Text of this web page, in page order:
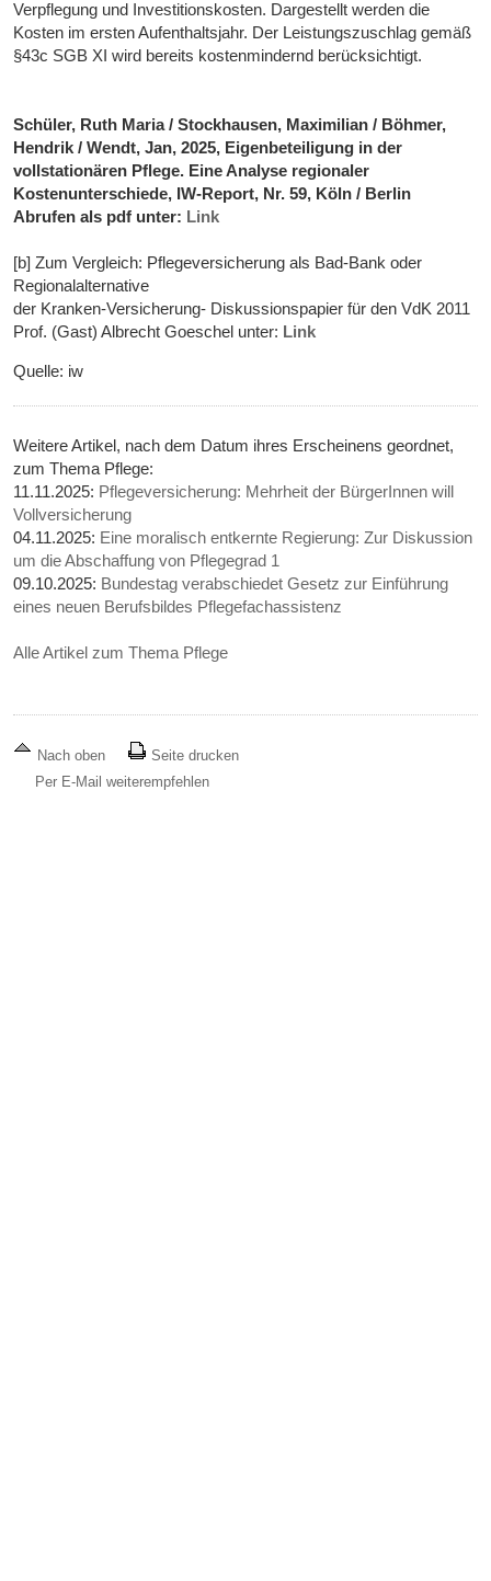
Verpflegung und Investitionskosten. Dargestellt werden die
Kosten im ersten Aufenthaltsjahr. Der Leistungszuschlag gemäß
§43c SGB XI wird bereits kostenmindernd berücksichtigt.
Schüler, Ruth Maria / Stockhausen, Maximilian / Böhmer,
Hendrik / Wendt, Jan, 2025, Eigenbeteiligung in der
vollstationären Pflege. Eine Analyse regionaler
Kostenunterschiede, IW-Report, Nr. 59, Köln / Berlin
Abrufen als pdf unter: Link
[b] Zum Vergleich: Pflegeversicherung als Bad-Bank oder
Regionalalternative
der Kranken-Versicherung- Diskussionspapier für den VdK 2011
Prof. (Gast) Albrecht Goeschel unter: Link
Quelle: iw
Weitere Artikel, nach dem Datum ihres Erscheinens geordnet,
zum Thema Pflege:
11.11.2025: Pflegeversicherung: Mehrheit der BürgerInnen will
Vollversicherung
04.11.2025: Eine moralisch entkernte Regierung: Zur Diskussion
um die Abschaffung von Pflegegrad 1
09.10.2025: Bundestag verabschiedet Gesetz zur Einführung
eines neuen Berufsbildes Pflegefachassistenz
Alle Artikel zum Thema Pflege
Nach oben
Seite drucken
Per E-Mail weiterempfehlen